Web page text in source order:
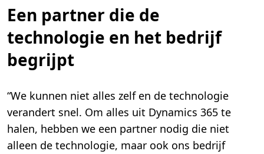
Een partner die de
technologie en het bedrijf
begrijpt
“We kunnen niet alles zelf en de technologie
verandert snel. Om alles uit Dynamics 365 te
halen, hebben we een partner nodig die niet
alleen de technologie, maar ook ons bedrijf